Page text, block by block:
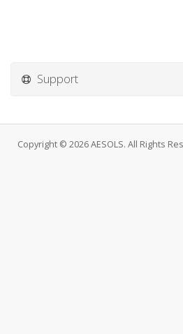
Support
Copyright © 2026 AESOLS. All Rights